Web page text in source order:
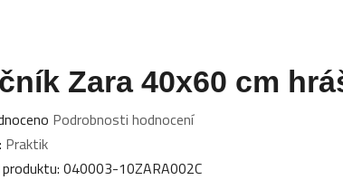
Zara 40x60 cm
Podrobnosti hodnocení
Praktik
040003-10ZARA002C